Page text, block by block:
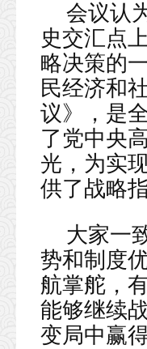
会议认
史交汇点
略决策的
民经济和
议》，是
了党中央
光，为实
供了战略指
大家一
势和制度
航掌舵，
能够继续
变局中赢